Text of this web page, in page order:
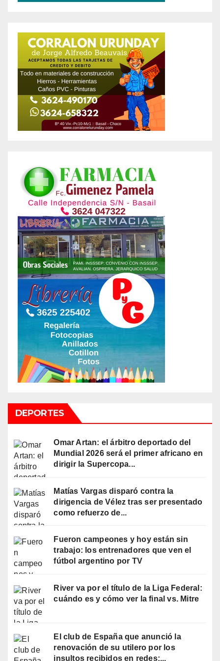
DEPORTES
Omar Artan: el árbitro deportado del
Mundial 2026 será el primer africano en
dirigir la Supercopa...
Matías Vargas disparó contra la
dirigencia de Vélez tras ser presentado
como refuerzo de...
Fueron campeones y hoy están sin
trabajo: los entrenadores que ven el
fútbol argentino por TV
River va por el título de la Liga Federal:
cuándo es y cómo ver la final vs. Mitre
El club de España que anunció la
renovación de su utilero por los
insultos recibidos en redes:...